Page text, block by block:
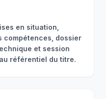
en situation,
compétences, dossier
et session
référentiel du titre.